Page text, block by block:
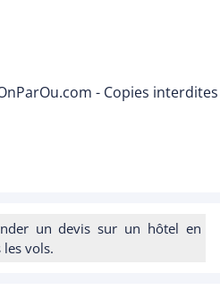
- Copies interdites
un devis sur un hôtel en
vols.